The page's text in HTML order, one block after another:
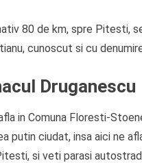
80 de km, spre Pitesti,
cunoscut si cu
Druganescu
in Comuna Floresti-
putin ciudat, insa aici ne
si veti parasi